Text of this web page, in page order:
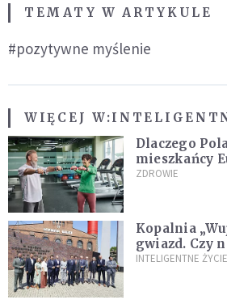
TEMATY W ARTYKULE
#pozytywne myślenie
WIĘCEJ W:
Dlaczego
mieszkańcy
Ekspertka
ZDROWIE
Kopalnia
gwiazd. Czy
„Dolina
INTELIGENTNE ŻYCIE